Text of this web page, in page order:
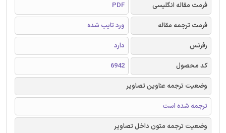
فرمت مقاله انگلیسی
PDF
فرمت ترجمه مقاله
ورد تایپ شده
رفرنس
دارد
کد محصول
6942
وضعیت ترجمه عناوین تصاویر
ترجمه شده است
وضعیت ترجمه متون داخل تصاویر